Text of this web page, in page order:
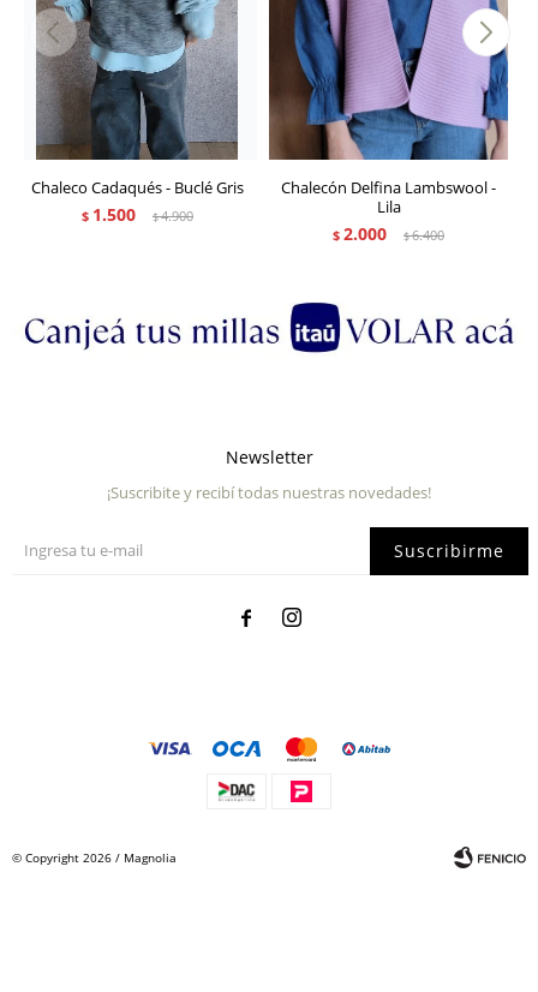
Chaleco Cadaqués - Buclé Gris
$ 1.500 $4.900
Chalecón Delfina Lambswool -
Lila
$ 2.000 $6.400
Newsletter
¡Suscribite y recibí todas nuestras novedades!
Suscribirme
 
© Copyright 2026 / Magnolia